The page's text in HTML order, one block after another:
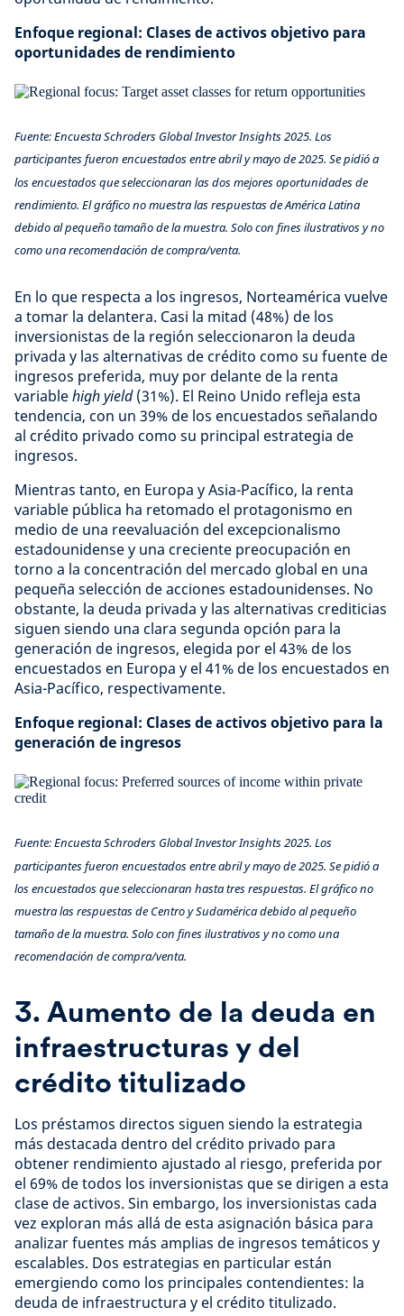
Enfoque regional: Clases de activos objetivo para
oportunidades de rendimiento
Fuente: Encuesta Schroders Global Investor Insights 2025. Los
participantes fueron encuestados entre abril y mayo de 2025. Se pidió a
los encuestados que seleccionaran las dos mejores oportunidades de
rendimiento. El gráfico no muestra las respuestas de América Latina
debido al pequeño tamaño de la muestra. Solo con fines ilustrativos y no
como una recomendación de compra/venta.
En lo que respecta a los ingresos, Norteamérica vuelve
a tomar la delantera. Casi la mitad (48%) de los
inversionistas de la región seleccionaron la deuda
privada y las alternativas de crédito como su fuente de
ingresos preferida, muy por delante de la renta
variablehigh yield(31%). El Reino Unido refleja esta
tendencia, con un 39% de los encuestados señalando
al crédito privado como su principal estrategia de
ingresos.
Mientras tanto, en Europa y Asia-Pacífico, la renta
variable pública ha retomado el protagonismo en
medio de una reevaluación del excepcionalismo
estadounidense y una creciente preocupación en
torno a la concentración del mercado global en una
pequeña selección de acciones estadounidenses. No
obstante, la deuda privada y las alternativas crediticias
siguen siendo una clara segunda opción para la
generación de ingresos, elegida por el 43% de los
encuestados en Europa y el 41% de los encuestados en
Asia-Pacífico, respectivamente.
Enfoque regional: Clases de activos objetivo para la
generación de ingresos
Fuente: Encuesta Schroders Global Investor Insights 2025. Los
participantes fueron encuestados entre abril y mayo de 2025. Se pidió a
los encuestados que seleccionaran hasta tres respuestas. El gráfico no
muestra las respuestas de Centro y Sudamérica debido al pequeño
tamaño de la muestra. Solo con fines ilustrativos y no como una
recomendación de compra/venta.
3. Aumento de la deuda en
infraestructuras y del
crédito titulizado
Los préstamos directos siguen siendo la estrategia
más destacada dentro del crédito privado para
obtener rendimiento ajustado al riesgo, preferida por
el 69% de todos los inversionistas que se dirigen a esta
clase de activos. Sin embargo, los inversionistas cada
vez exploran más allá de esta asignación básica para
analizar fuentes más amplias de ingresos temáticos y
escalables. Dos estrategias en particular están
emergiendo como los principales contendientes: la
deuda de infraestructura y el crédito titulizado.